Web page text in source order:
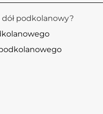
podkolanowy?